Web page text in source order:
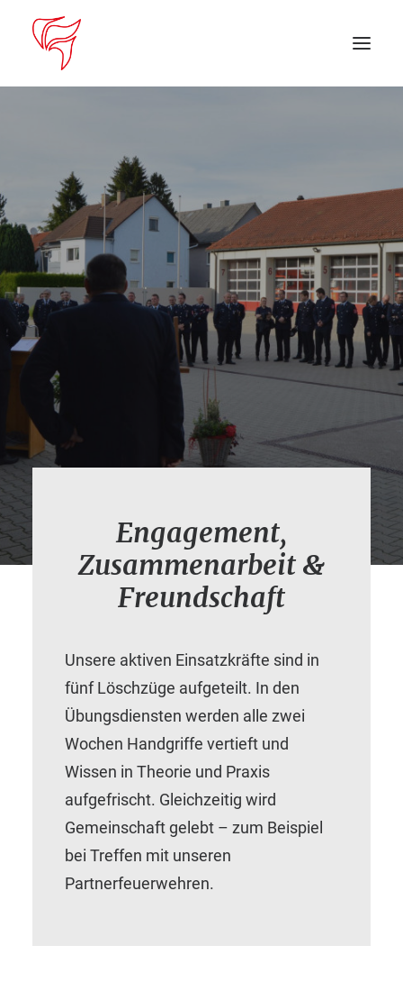
Aktuelles
DEIN EINSATZ
Suche
Engagement,
Zusammenarbeit &
Freundschaft
Unsere aktiven Einsatzkräfte sind in
fünf Löschzüge aufgeteilt. In den
Übungsdiensten werden alle zwei
Wochen Handgriffe vertieft und
Wissen in Theorie und Praxis
aufgefrischt. Gleichzeitig wird
Gemeinschaft gelebt – zum Beispiel
bei Treffen mit unseren
Partnerfeuerwehren.